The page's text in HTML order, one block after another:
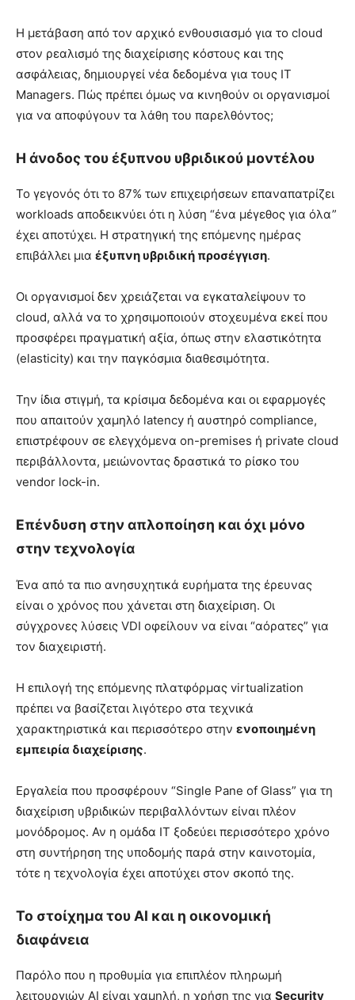
Η μετάβαση από τον αρχικό ενθουσιασμό για το cloud
στον ρεαλισμό της διαχείρισης κόστους και της
ασφάλειας, δημιουργεί νέα δεδομένα για τους IT
Managers. Πώς πρέπει όμως να κινηθούν οι οργανισμοί
για να αποφύγουν τα λάθη του παρελθόντος;
Η άνοδος του έξυπνου υβριδικού μοντέλου
Το γεγονός ότι το 87% των επιχειρήσεων επαναπατρίζει
workloads αποδεικνύει ότι η λύση “ένα μέγεθος για όλα”
έχει αποτύχει. Η στρατηγική της επόμενης ημέρας
επιβάλλει μια έξυπνη υβριδική προσέγγιση.
Οι οργανισμοί δεν χρειάζεται να εγκαταλείψουν το
cloud, αλλά να το χρησιμοποιούν στοχευμένα εκεί που
προσφέρει πραγματική αξία, όπως στην ελαστικότητα
(elasticity) και την παγκόσμια διαθεσιμότητα.
Την ίδια στιγμή, τα κρίσιμα δεδομένα και οι εφαρμογές
που απαιτούν χαμηλό latency ή αυστηρό compliance,
επιστρέφουν σε ελεγχόμενα on-premises ή private cloud
περιβάλλοντα, μειώνοντας δραστικά το ρίσκο του
vendor lock-in.
Επένδυση στην απλοποίηση και όχι μόνο
στην τεχνολογία
Ένα από τα πιο ανησυχητικά ευρήματα της έρευνας
είναι ο χρόνος που χάνεται στη διαχείριση. Οι
σύγχρονες λύσεις VDI οφείλουν να είναι “αόρατες” για
τον διαχειριστή.
Η επιλογή της επόμενης πλατφόρμας virtualization
πρέπει να βασίζεται λιγότερο στα τεχνικά
χαρακτηριστικά και περισσότερο στην ενοποιημένη
εμπειρία διαχείρισης.
Εργαλεία που προσφέρουν “Single Pane of Glass” για τη
διαχείριση υβριδικών περιβαλλόντων είναι πλέον
μονόδρομος. Αν η ομάδα IT ξοδεύει περισσότερο χρόνο
στη συντήρηση της υποδομής παρά στην καινοτομία,
τότε η τεχνολογία έχει αποτύχει στον σκοπό της.
Το στοίχημα του AI και η οικονομική
διαφάνεια
Παρόλο που η προθυμία για επιπλέον πληρωμή
λειτουργιών AI είναι χαμηλή, η χρήση της για Security